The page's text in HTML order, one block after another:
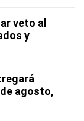
veto al
y
agosto,